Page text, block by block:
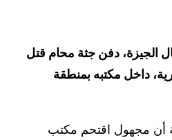
الجيزة، دفن جثة محام قتل
داخل مكتبه بمنطقة
أن مجهول اقتحم مكتب